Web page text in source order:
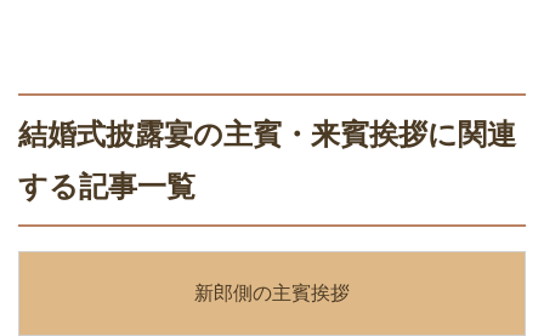
結婚式披露宴の主賓・来賓挨拶に関連
する記事一覧
新郎側の主賓挨拶